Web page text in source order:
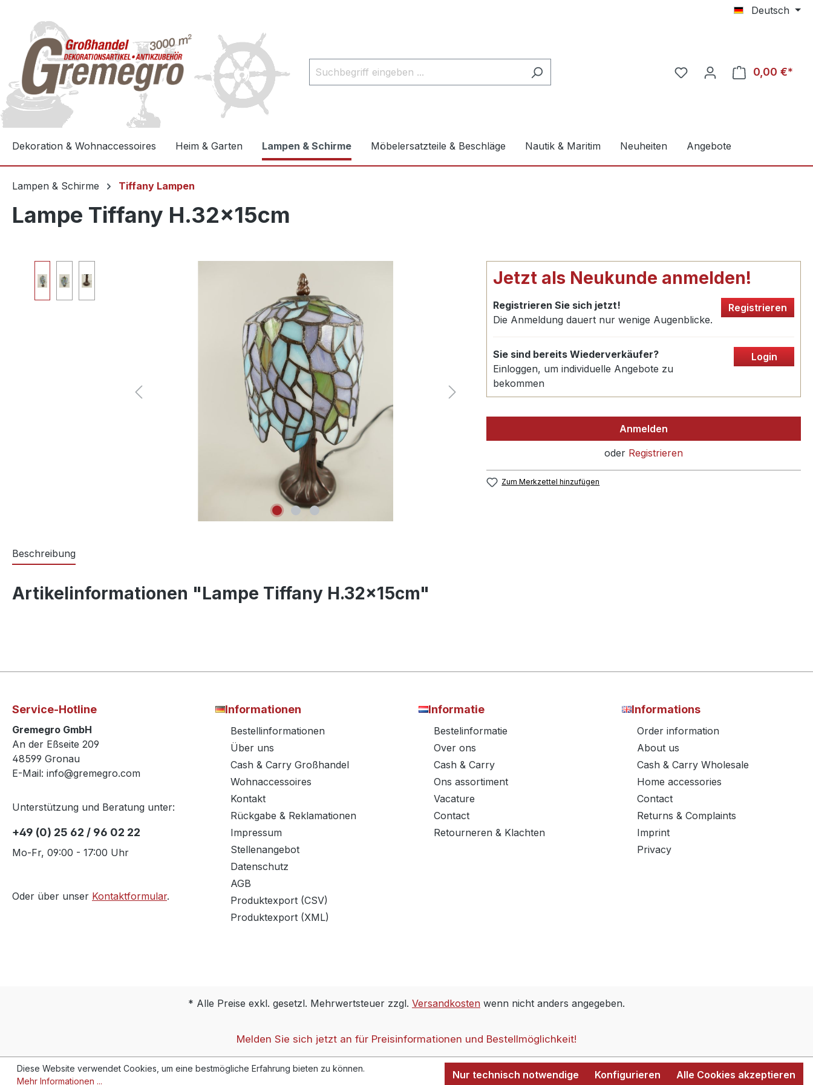
Deutsch
0,00 €*
Dekoration & Wohnaccessoires Heim & Garten Lampen & Schirme Möbelersatzteile & Beschläge Nautik & Maritim Neuheiten Angebote
Lampen & Schirme Tiffany Lampen
Lampe Tiffany H.32x15cm
Jetzt als Neukunde anmelden!
Registrieren Sie sich jetzt!
Die Anmeldung dauert nur wenige Augenblicke.
Registrieren
Sie sind bereits Wiederverkäufer?
Einloggen, um individuelle Angebote zu
bekommen
Login
Anmelden
oder Registrieren
Zum Merkzettel hinzufügen
Beschreibung
Artikelinformationen "Lampe Tiffany H.32x15cm"
Service-Hotline
Gremegro GmbH
An der Eßseite 209
48599 Gronau
E-Mail: info@gremegro.com
Unterstützung und Beratung unter:
+49 (0) 25 62 / 96 02 22
Mo-Fr, 09:00 - 17:00 Uhr
Oder über unser Kontaktformular.
Informationen
Bestellinformationen
Über uns
Cash & Carry Großhandel
Wohnaccessoires
Kontakt
Rückgabe & Reklamationen
Impressum
Stellenangebot
Datenschutz
AGB
Produktexport (CSV)
Produktexport (XML)
Informatie
Bestelinformatie
Over ons
Cash & Carry
Ons assortiment
Vacature
Contact
Retourneren & Klachten
Informations
Order information
About us
Cash & Carry Wholesale
Home accessories
Contact
Returns & Complaints
Imprint
Privacy
* Alle Preise exkl. gesetzl. Mehrwertsteuer zzgl. Versandkosten wenn nicht anders angegeben.
Melden Sie sich jetzt an für Preisinformationen und Bestellmöglichkeit!
Diese Website verwendet Cookies, um eine bestmögliche Erfahrung bieten zu können.
Mehr Informationen ...
Nur technisch notwendige Konfigurieren Alle Cookies akzeptieren